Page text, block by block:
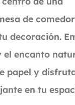
de
decoración.
encanto
papel y
en tu